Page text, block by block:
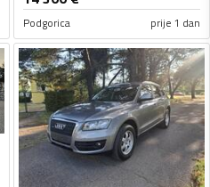
Podgorica prije 1 dan